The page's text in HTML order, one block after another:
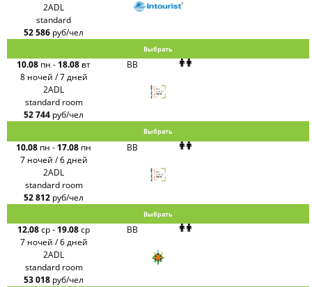
2ADL
standard
52 586 руб/чел
Выбрать
10.08 пн - 18.08 вт
8 ночей / 7 дней
BB
2ADL
standard room
52 744 руб/чел
Выбрать
10.08 пн - 17.08 пн
7 ночей / 6 дней
BB
2ADL
standard room
52 812 руб/чел
Выбрать
12.08ср- 19.08ср
7 ночей / 6 дней
BB
2ADL
standard room
53 018 руб/чел